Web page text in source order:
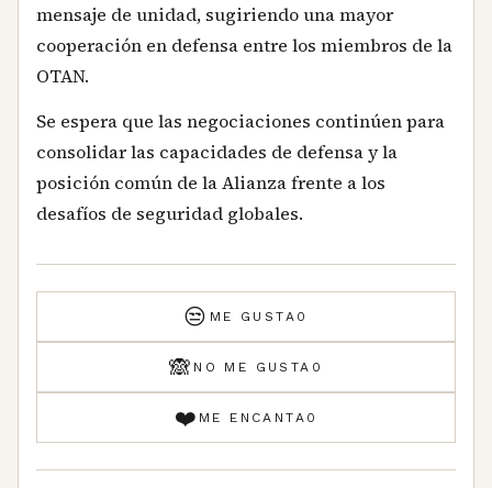
mensaje de unidad, sugiriendo una mayor
cooperación en defensa entre los miembros de la
OTAN.
Se espera que las negociaciones continúen para
consolidar las capacidades de defensa y la
posición común de la Alianza frente a los
desafíos de seguridad globales.
😒 ME GUSTA 0
🙈 NO ME GUSTA 0
❤️ ME ENCANTA 0